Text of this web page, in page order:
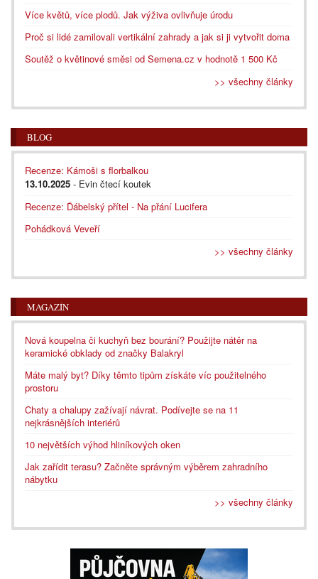
Více květů, více plodů. Jak výživa ovlivňuje úrodu
Proč si lidé zamilovali vertikální zahrady a jak si ji vytvořit doma
Soutěž o květinové směsi od Semena.cz v hodnotě 1 500 Kč
>> všechny články
BLOG
Recenze: Kámoši s florbalkou
13.10.2025 - Evin čtecí koutek
Recenze: Ďábelský přítel - Na přání Lucifera
Pohádková Veveří
>> všechny články
MAGAZÍN
Nová koupelna či kuchyň bez bourání? Použijte nátěr na
keramické obklady od značky Balakryl
Máte malý byt? Díky těmto tipům získáte víc použitelného
prostoru
Chaty a chalupy zažívají návrat. Podívejte se na 11
nejkrásnějších interiérů
10 největších výhod hliníkových oken
Jak zařídit terasu? Začněte správným výběrem zahradního
nábytku
>> všechny články